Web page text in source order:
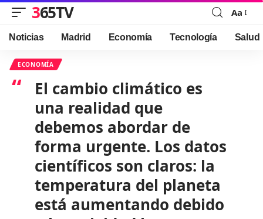
365TV
Font
Resizer
Aa
Noticias Madrid Economía Tecnología Salud
ECONOMÍA
El cambio climático es
una realidad que
debemos abordar de
forma urgente. Los datos
científicos son claros: la
temperatura del planeta
está aumentando debido